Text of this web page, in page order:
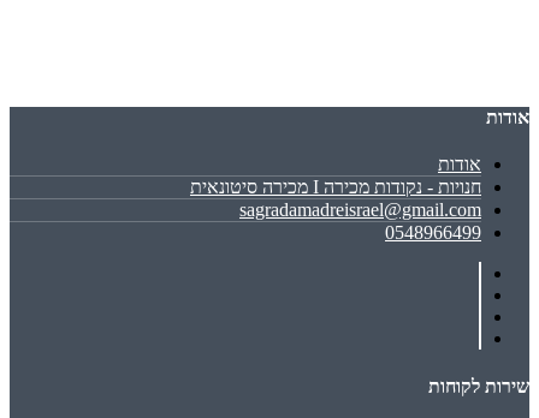
אודות
אודות
חנויות - נקודות מכירה I מכירה סיטונאית
sagradamadreisrael@gmail.com
0548966499
שירות לקוחות